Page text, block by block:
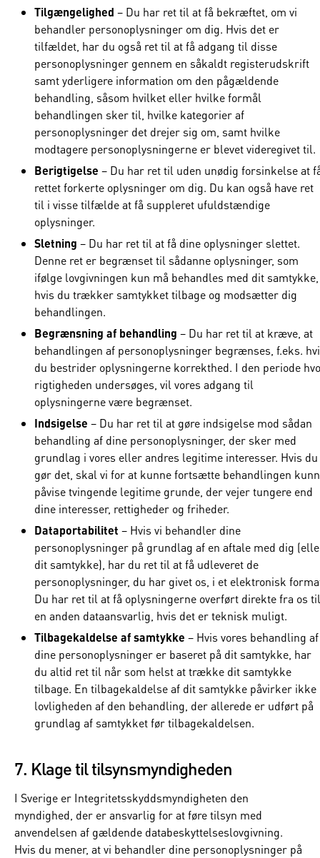
Tilgængelighed – Du har ret til at få bekræftet, om vi
behandler personoplysninger om dig. Hvis det er
tilfældet, har du også ret til at få adgang til disse
personoplysninger gennem en såkaldt registerudskrift
samt yderligere information om den pågældende
behandling, såsom hvilket eller hvilke formål
behandlingen sker til, hvilke kategorier af
personoplysninger det drejer sig om, samt hvilke
modtagere personoplysningerne er blevet videregivet til.
Berigtigelse – Du har ret til uden unødig forsinkelse at
rettet forkerte oplysninger om dig. Du kan også have ret
til i visse tilfælde at få suppleret ufuldstændige
oplysninger.
Sletning – Du har ret til at få dine oplysninger slettet.
Denne ret er begrænset til sådanne oplysninger, som
ifølge lovgivningen kun må behandles med dit samtykke,
hvis du trækker samtykket tilbage og modsætter dig
behandlingen.
Begrænsning af behandling – Du har ret til at kræve, at
behandlingen af personoplysninger begrænses, f.eks.
du bestrider oplysningerne korrekthed. I den periode
rigtigheden undersøges, vil vores adgang til
oplysningerne være begrænset.
Indsigelse – Du har ret til at gøre indsigelse mod sådan
behandling af dine personoplysninger, der sker med
grundlag i vores eller andres legitime interesser. Hvis du
gør det, skal vi for at kunne fortsætte behandlingen
påvise tvingende legitime grunde, der vejer tungere end
dine interesser, rettigheder og friheder.
Dataportabilitet – Hvis vi behandler dine
personoplysninger på grundlag af en aftale med dig
dit samtykke), har du ret til at få udleveret de
personoplysninger, du har givet os, i et elektronisk
Du har ret til at få oplysningerne overført direkte fra os til
en anden dataansvarlig, hvis det er teknisk muligt.
Tilbagekaldelse af samtykke – Hvis vores behandling af
dine personoplysninger er baseret på dit samtykke, har
du altid ret til når som helst at trække dit samtykke
tilbage. En tilbagekaldelse af dit samtykke påvirker ikke
lovligheden af den behandling, der allerede er udført på
grundlag af samtykket før tilbagekaldelsen.
7. Klage til tilsynsmyndigheden
I Sverige er Integritetsskyddsmyndigheten den
myndighed, der er ansvarlig for at føre tilsyn med
anvendelsen af gældende databeskyttelseslovgivning.
Hvis du mener, at vi behandler dine personoplysninger på